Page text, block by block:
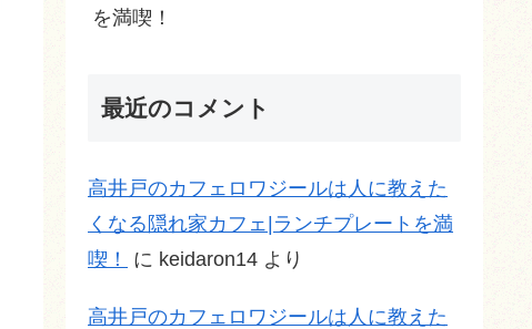
を満喫！
最近のコメント
高井戸のカフェロワジールは人に教えた
くなる隠れ家カフェ|ランチプレートを満
喫！
に keidaron14 より
高井戸のカフェロワジールは人に教えた